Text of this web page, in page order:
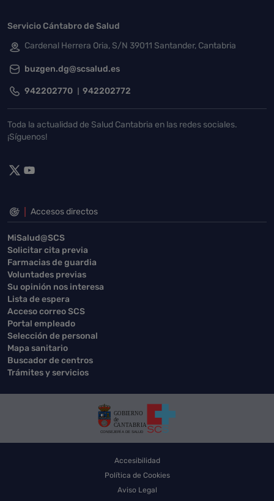
Servicio Cántabro de Salud
Cardenal Herrera Oria, S/N 39011 Santander, Cantabria
buzgen.dg@scsalud.es
942202770 942202772
Toda la actualidad de Salud Cantabria en las redes sociales.
¡Síguenos!
Accesos directos
MiSalud@SCS
Solicitar cita previa
Farmacias de guardia
Voluntades previas
Su opinión nos interesa
Lista de espera
Acceso correo SCS
Portal empleado
Selección de personal
Mapa sanitario
Buscador de centros
Trámites y servicios
Accesibilidad
Política de Cookies
Aviso Legal